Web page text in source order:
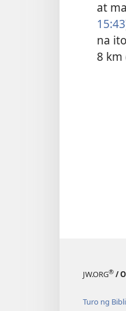
at
15:43
na
8 km
JW.ORG® /
Turo ng